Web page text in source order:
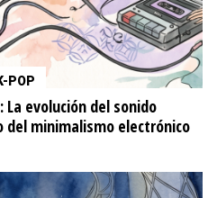
POP
La evolución del sonido
minimalismo electrónico